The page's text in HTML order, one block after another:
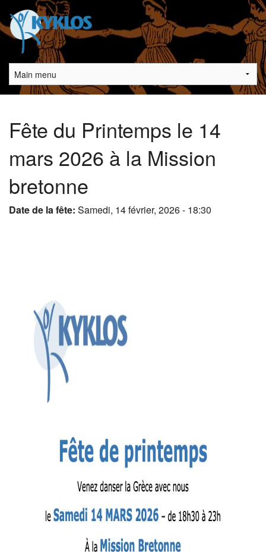
Aller au contenu principal
Main menu
Vous êtes ici
Fête du Printemps le 14
mars 2026 à la Mission
bretonne
Date de la fête: Samedi, 14 février, 2026 - 18:30